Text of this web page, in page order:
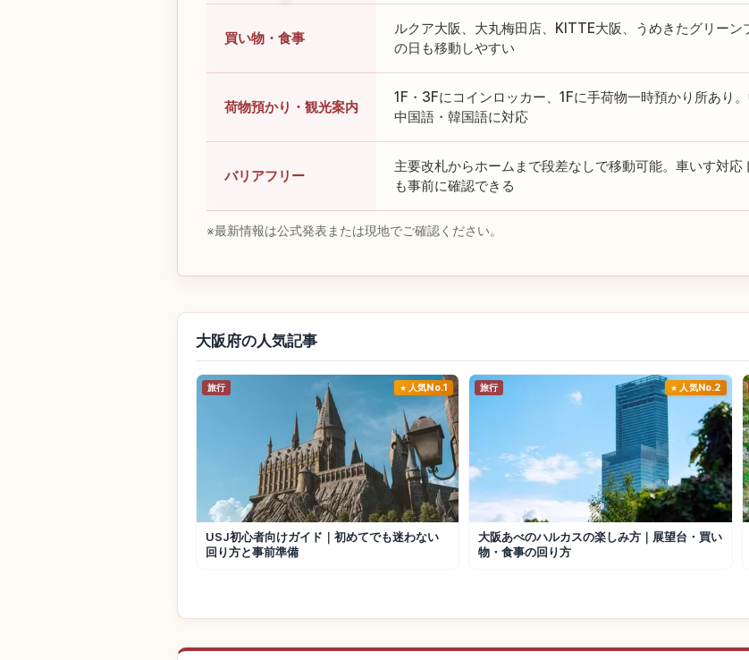
買い物・食事
ルクア大阪、大丸梅田店、KITTE大阪、うめきたグリー
の日も移動しやすい
荷物預かり・観光案内
1F・3Fにコインロッカー、1Fに手荷物一時預かり所あり
中国語・韓国語に対応
バリアフリー
主要改札からホームまで段差なしで移動可能。車いす対
も事前に確認できる
※最新情報は公式発表または現地でご確認ください。
大阪府の人気記事
旅行 人気No.1
USJ初心者向けガイド｜初めてでも迷わない
回り方と事前準備
旅行 人気No.2
大阪あべのハルカスの楽しみ方｜展望台・買い
物・食事の回り方